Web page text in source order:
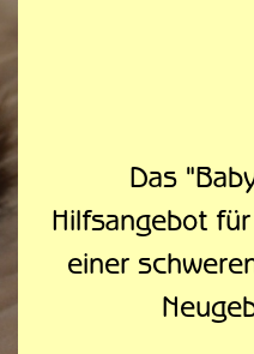
Das
Hilfsangebot
einer